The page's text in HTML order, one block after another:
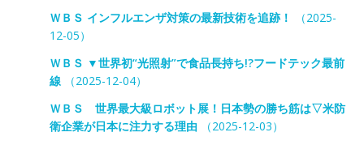
ＷＢＳ インフルエンザ対策の最新技術を追跡！
（2025-
12-05）
ＷＢＳ ▼世界初“光照射”で食品長持ち!?フードテック最前
線（2025-12-04）
ＷＢＳ 世界最大級ロボット展！日本勢の勝ち筋は▽米防
衛企業が日本に注力する理由（2025-12-03）